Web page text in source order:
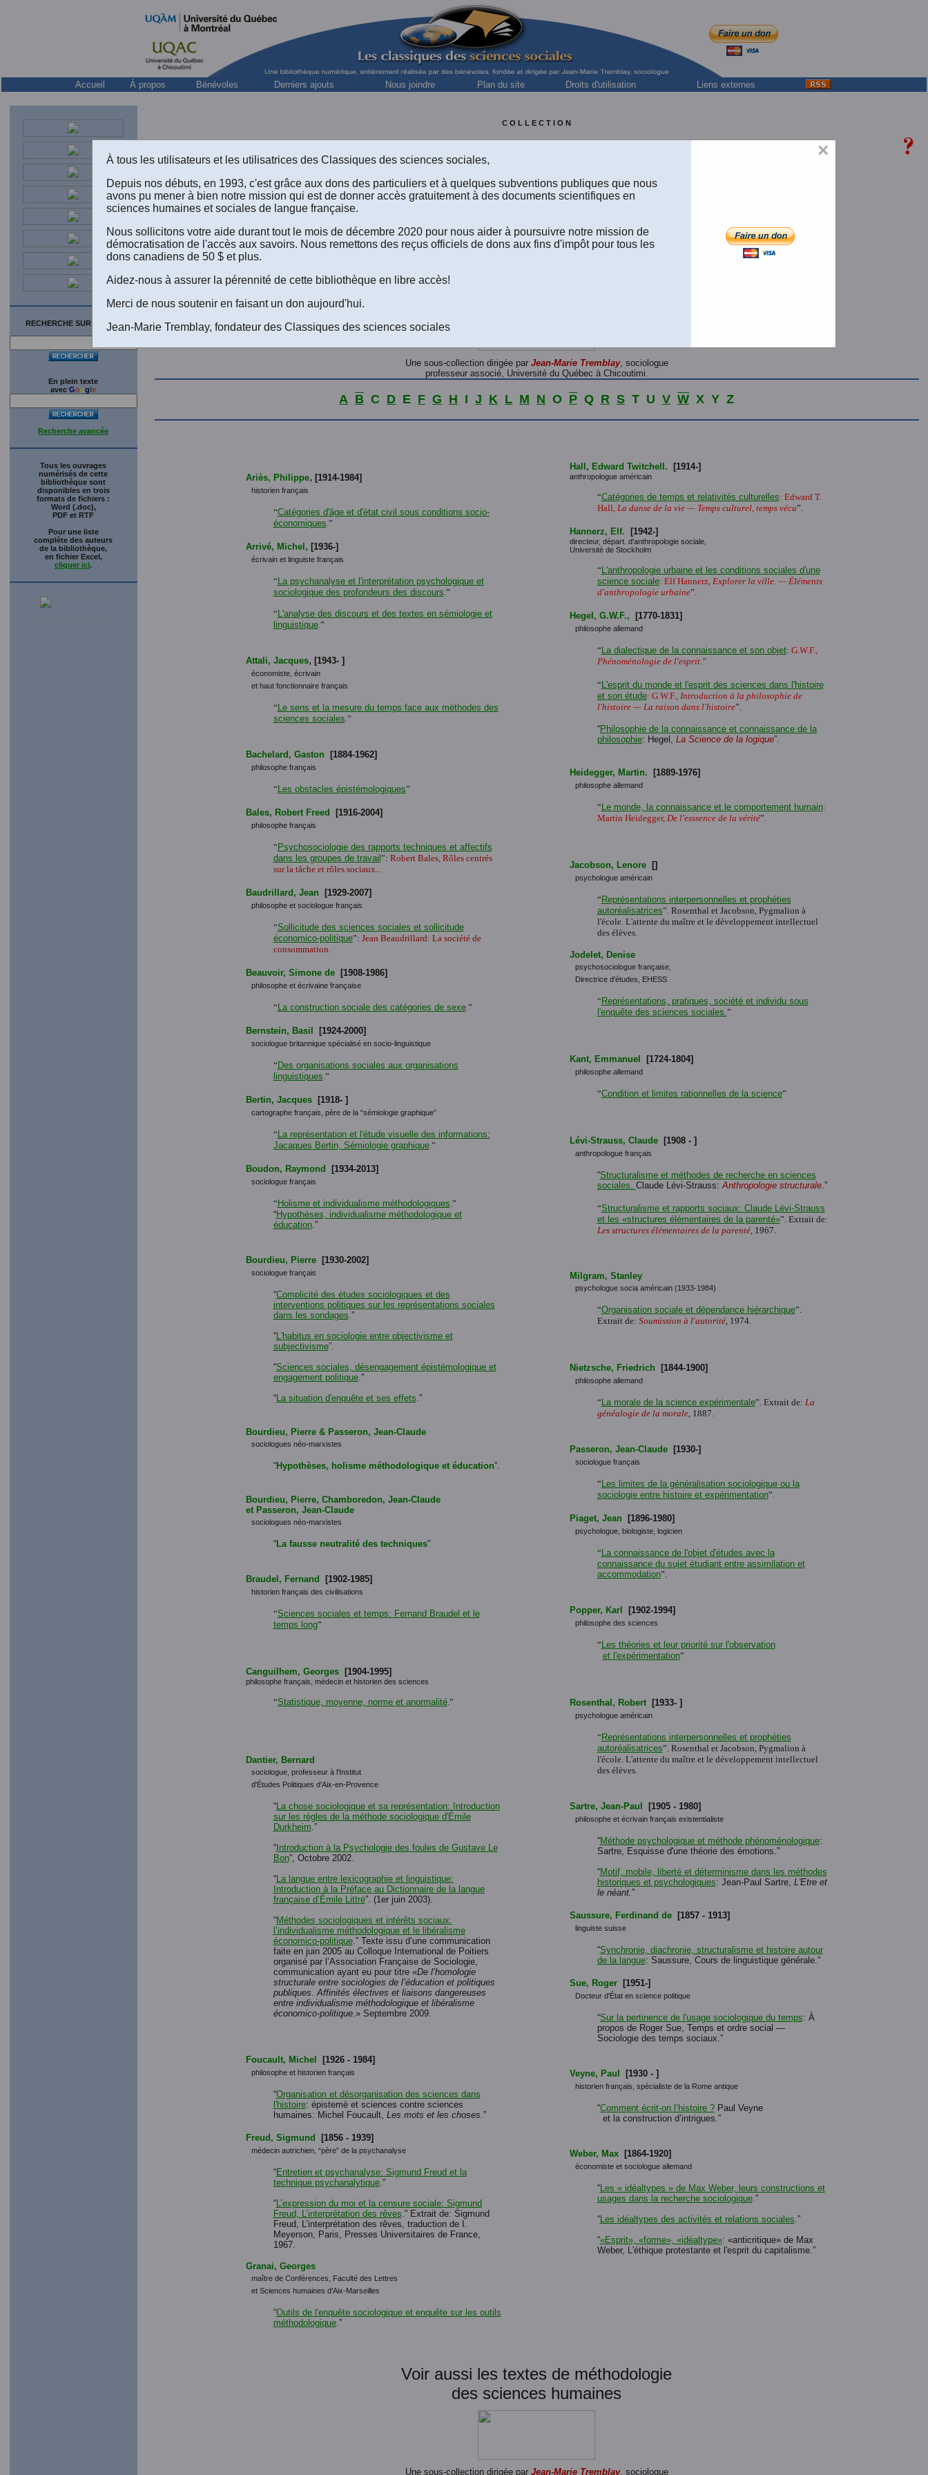
Accueil À propos Bénévoles Derniers ajouts Nous joindre Plan du site Droits d'utilisation Liens externes
RECHERCHE SUR LE SITE
En plein texte
avec Google
Recherche avancée
Tous les ouvrages
numérisés de cette
bibliothèque sont
disponibles en trois
formats de fichiers :
Word (.doc),
PDF et RTF
Pour une liste
complète des auteurs
de la bibliothèque,
en fichier Excel,
cliquer ici.
C O L L E C T I O N
Méthodologie en sciences sociales
Une collection dirigée par
Maître de conférences à Sciences-Po Paris.
Directeur des études à l'Institut Supérieur de Pédagogie - Faculté d'Éducation de Paris.
Une sous-collection dirigée par Jean-Marie Tremblay, sociologue
professeur associé, Université du Québec à Chicoutimi.
A B C D E F G H I J K L M N O P Q R S T U V W X Y Z
Ariès, Philippe, [1914-1984]
historien français
“Catégories d'âge et d'état civil sous conditions socio-
économiques.”
Arrivé, Michel , [1936-]
écrivain et linguiste français
“ La psychanalyse et l'interprétation psychologique et
sociologique des profondeurs des discours.”
“ L'analyse des discours et des textes en sémiologie et
linguistique.”
Attali, Jacques, [1943- ]
économiste, écrivain
et haut fonctionnaire français
“ Le sens et la mesure du temps face aux méthodes des
sciences sociales.”
Bachelard, Gaston [1884-1962]
philosophe français
“ Les obstacles épistémologiques”
Bales, Robert Freed [1916-2004]
philosophe français
“ Psychosociologie des rapports techniques et affectifs
dans les groupes de travail ”: Robert Bales, Rôles centrés
sur la tâche et rôles sociaux...
Baudrillard, Jean [1929-2007]
philosophe et sociologue français
“Sollicitude des sciences sociales et sollicitude
économico-politique”: Jean Beaudrillard: La société de
consommation.
Beauvoir, Simone de [1908-1986]
philosophe et écrivaine française
“ La construction sociale des catégories de sexe.”
Bernstein, Basil [1924-2000]
sociologue britannique spécialisé en socio-linguistique
“ Des organisations sociales aux organisations
linguistiques.”
Bertin, Jacques [1918- ]
cartographe français, père de la “sémiologie graphique”
“ La représentation et l'étude visuelle des informations:
Jacaques Bertin, Sémiologie graphique.”
Boudon, Raymond [1934-2013]
sociologue français
“ Holisme et individualisme méthodologiques.”
“Hypothèses, individualisme méthodologique et
éducation.”
Bourdieu, Pierre [1930-2002]
sociologue français
“Complicité des études sociologiques et des
interventions politiques sur les représentations sociales
dans les sondages.”
“L'habitus en sociologie entre objectivisme et
subjectivisme”.
“Sciences sociales, désengagement épistémologique et
engagement politique.”
“La situation d'enquête et ses effets.”
Bourdieu, Pierre & Passeron, Jean-Claude
sociologues néo-marxistes
“Hypothèses, holisme méthodologique et éducation”.
Bourdieu, Pierre, Chamboredon, Jean-Claude
et Passeron, Jean-Claude
sociologues néo-marxistes
“La fausse neutralité des techniques”
Braudel, Fernand [1902-1985]
historien français des civilisations
“Sciences sociales et temps: Fernand Braudel et le
temps long”
Canguilhem, Georges [1904-1995]
philosophe français, médecin et historien des sciences
“Statistique, moyenne, norme et anormalité.”
Dantier, Bernard
sociologue, professeur à l'Institut
d'Études Politiques d'Aix-en-Provence
“La chose sociologique et sa représentation: Introduction
sur les règles de la méthode sociologique d'Émile
Durkheim.”
“Introduction à la Psychologie des foules de Gustave Le
Bon”, Octobre 2002.
“La langue entre lexicographie et linguistique:
Introduction à la Préface au Dictionnaire de la langue
française d’Émile Littré”. (1er juin 2003).
“Méthodes sociologiques et intérêts sociaux:
l’individualisme méthodologique et le libéralisme
économico-politique.” Texte issu d’une communication
faite en juin 2005 au Colloque International de Poitiers
organisé par l’Association Française de Sociologie,
communication ayant eu pour titre «De l’homologie
structurale entre sociologies de l’éducation et politiques
publiques. Affinités électives et liaisons dangereuses
entre individualisme méthodologique et libéralisme
économico-politique.» Septembre 2009.
Foucault, Michel [1926 - 1984]
philosophe et historien français
“Organisation et désorganisation des sciences dans
l'histoire: épistemè et sciences contre sciences
humaines: Michel Foucault, Les mots et les choses.”
Freud, Sigmund [1856 - 1939]
médecin autrichien, “père” de la psychanalyse
“Entretien et psychanalyse: Sigmund Freud et la
technique psychanalytique.”
“L’expression du moi et la censure sociale: Sigmund
Freud, L’interprétation des rêves.” Extrait de: Sigmund
Freud, L’interprétation des rêves, traduction de I.
Meyerson, Paris, Presses Universitaires de France,
1967.
Granai, Georges
maître de Conférences, Faculté des Lettres
et Sciences humaines d'Aix-Marseilles
“Outils de l'enquête sociologique et enquête sur les outils
méthodologique.”
Hall, Edward Twitchell. [1914-]
anthropologue américain
“Catégories de temps et relativités culturelles: Edward T.
Hall, La danse de la vie — Temps culturel, temps vécu”.
Hannerz, Elf. [1942-]
directeur, départ. d'anthropologie sociale,
Université de Stockholm
“ L'anthropologie urbaine et les conditions sociales d'une
science sociale: Elf Hannerz, Explorer la ville. — Éléments
d'anthropologie urbaine”.
Hegel, G.W.F., [1770-1831]
philosophe allemand
“ La dialectique de la connaissance et son objet: G.W.F.,
Phénoménologie de l'esprit."
“ L'esprit du monde et l'esprit des sciences dans l'histoire
et son étude: G.W.F., Introduction à la philosophie de
l'histoire — La raison dans l'histoire”.
“Philosophie de la connaissance et connaissance de la
philosophie: Hegel, La Science de la logique”.
Heidegger, Martin. [1889-1976]
philosophe allemand
“ Le monde, la connaissance et le comportement humain:
Martin Heidegger, De l'esssence de la vérité”.
Jacobson, Lenore []
psychologue américain
“ Représentations interpersonnelles et prophéties
autoréalisatrices”. Rosenthal et Jacobson, Pygmalion à
l'école. L'attente du maître et le développement intellectuel
des élèves.
Jodelet, Denise
psychosociologue française,
Directrice d'études, EHESS
“ Représentations, pratiques, société et individu sous
l'enquête des sciences sociales.”
Kant, Emmanuel [1724-1804]
philosophe allemand
“Condition et limites rationnelles de la science”
Lévi-Strauss, Claude [1908 - ]
anthropologue français
“Structuralisme et méthodes de recherche en sciences
sociales. Claude Lévi-Strauss:Anthropologie structurale.”
“Structuralisme et rapports sociaux: Claude Lévi-Strauss
et les «structures élémentaires de la parenté»”. Extrait de:
Les structures élémentaires de la parenté, 1967.
Milgram, Stanley
psychologue socia américain (1933-1984)
“Organisation sociale et dépendance hiérarchique”.
Extrait de: Soumission à l'autorité, 1974.
Nietzsche, Friedrich [1844-1900]
philosophe allemand
“ La morale de la science expérimentale”. Extrait de: La
généalogie de la morale, 1887.
Passeron, Jean-Claude [1930-]
sociologue français
“ Les limites de la généralisation sociologique ou la
sociologie entre histoire et expérimentation”.
Piaget, Jean [1896-1980]
psychologue, biologiste, logicien
“ La connaissance de l'objet d'études avec la
connaissance du sujet étudiant entre assimilation et
accommodation”.
Popper, Karl [1902-1994]
philosophe des sciences
“ Les théories et leur priorité sur l'observation
et l'expérimentation”
Rosenthal, Robert [1933- ]
psychologue américain
“ Représentations interpersonnelles et prophéties
autoréalisatrices”. Rosenthal et Jacobson, Pygmalion à
l'école. L'attente du maître et le développement intellectuel
des élèves.
Sartre, Jean-Paul [1905 - 1980]
philosophe et écrivain français existentialiste
“Méthode psychologique et méthode phénoménologique:
Sartre, Esquisse d'une théorie des émotions.”
“Motif, mobile, liberté et déterminisme dans les méthodes
historiques et psychologiques: Jean-Paul Sartre, L'Etre et
le néant.”
Saussure, Ferdinand de [1857 - 1913]
linguiste suisse
“Synchronie, diachronie, structuralisme et histoire autour
de la langue: Saussure, Cours de linguistique générale.”
Sue, Roger [1951-]
Docteur d'État en science politique
“Sur la pertinence de l'usage sociologique du temps: À
propos de Roger Sue, Temps et ordre social —
Sociologie des temps sociaux.”
Veyne, Paul [1930 - ]
historien français, spécialiste de la Rome antique
“Comment écrit-on l’histoire ?Paul Veyne
et la construction d’intrigues.”
Weber, Max [1864-1920]
économiste et sociologue allemand
“Les « idéaltypes » de Max Weber, leurs constructions et
usages dans la recherche sociologique.”
“Les idéaltypes des activités et relations sociales.”
“«Esprit», «forme», «idéaltype»: «anticritique» de Max
Weber, L'éthique protestante et l'esprit du capitalisme.”
Voir aussi les textes de méthodologie
des sciences humaines
Une sous-collection dirigée par Jean-Marie Tremblay, sociologue
×
À tous les utilisateurs et les utilisatrices des Classiques des sciences sociales,
Depuis nos débuts, en 1993, c'est grâce aux dons des particuliers et à quelques subventions publiques que nous
avons pu mener à bien notre mission qui est de donner accès gratuitement à des documents scientifiques en
sciences humaines et sociales de langue française.
Nous sollicitons votre aide durant tout le mois de décembre 2020 pour nous aider à poursuivre notre mission de
démocratisation de l'accès aux savoirs. Nous remettons des reçus officiels de dons aux fins d'impôt pour tous les
dons canadiens de 50 $ et plus.
Aidez-nous à assurer la pérennité de cette bibliothèque en libre accès!
Merci de nous soutenir en faisant un don aujourd'hui.
Jean-Marie Tremblay, fondateur des Classiques des sciences sociales